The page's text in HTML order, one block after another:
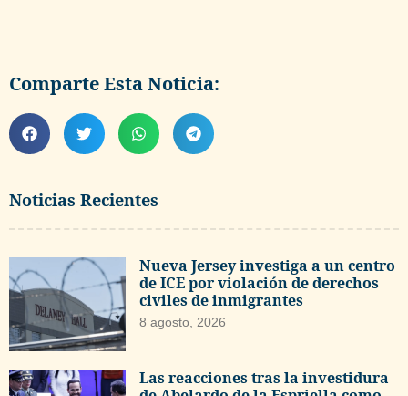
Noticias Recientes
Nueva Jersey investiga a un centro
de ICE por violación de derechos
civiles de inmigrantes
8 agosto, 2026
Las reacciones tras la investidura
Comparte Esta Noticia: